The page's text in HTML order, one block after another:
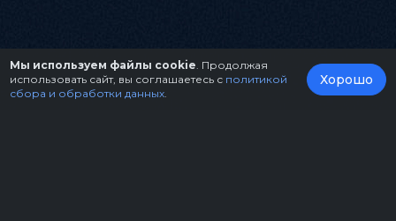
Мы используем файлы cookie . Продолжая
использовать сайт, вы соглашаетесь с политикой
сбора и обработки данных
Хорошо